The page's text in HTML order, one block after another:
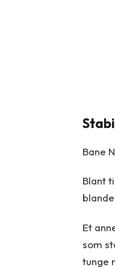
Bane
Blant
Et
som
tunge